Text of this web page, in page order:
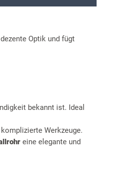
Optik und fügt
bekannt ist. Ideal
Werkzeuge.
eine elegante und